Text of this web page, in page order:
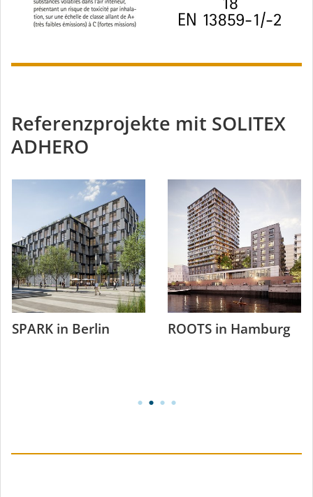
Referenzprojekte mit SOLITEX
ADHERO
SPARK in Berlin ROOTS in Hamburg